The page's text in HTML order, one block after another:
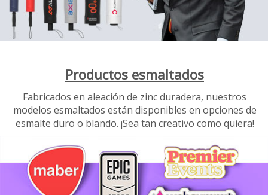
Productos esmaltados
Fabricados en aleación de zinc duradera, nuestros
modelos esmaltados están disponibles en opciones de
esmalte duro o blando. ¡Sea tan creativo como quiera!